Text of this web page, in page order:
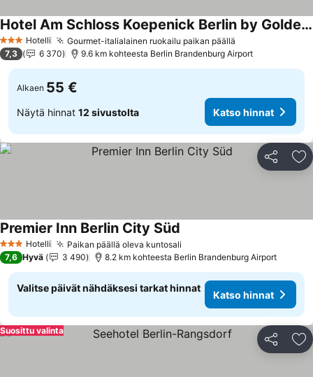
3 Tähtiluokitus
Hotelli Gourmet-italialainen ruokailu paikan päällä
Hotel Am Schloss Koepenick Berlin by Golden Tulip
Katso hinnat
7,3 6 370 9.6 km kohteesta Berlin Brandenburg Airport
Alkaen 55 €
Näytä hinnat 12 sivustolta Katso hinnat
Jaa
3 Tähtiluokitus
Hotelli Paikan päällä oleva kuntosali
Premier Inn Berlin City Süd
7,6 Hyvä 3 490 8.2 km kohteesta Berlin Brandenburg Airport
Valitse päivät nähdäksesi tarkat hinnat
Katso hinnat
Jaa
Suosittu valinta